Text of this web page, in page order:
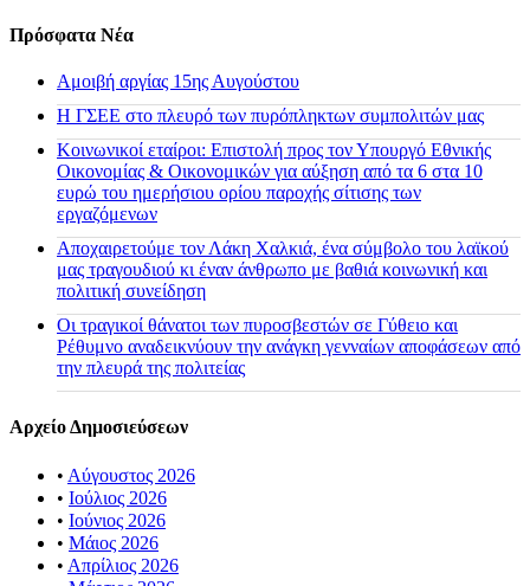
Πρόσφατα Νέα
Αμοιβή αργίας 15ης Αυγούστου
H ΓΣΕΕ στο πλευρό των πυρόπληκτων συμπολιτών μας
Κοινωνικοί εταίροι: Επιστολή προς τον Υπουργό Εθνικής
Οικονομίας & Οικονομικών για αύξηση από τα 6 στα 10
ευρώ του ημερήσιου ορίου παροχής σίτισης των
εργαζόμενων
Αποχαιρετούμε τον Λάκη Χαλκιά, ένα σύμβολο του λαϊκού
μας τραγουδιού κι έναν άνθρωπο με βαθιά κοινωνική και
πολιτική συνείδηση
Οι τραγικοί θάνατοι των πυροσβεστών σε Γύθειο και
Ρέθυμνο αναδεικνύουν την ανάγκη γενναίων αποφάσεων από
την πλευρά της πολιτείας
Αρχείο Δημοσιεύσεων
• Αύγουστος 2026
• Ιούλιος 2026
• Ιούνιος 2026
• Μάιος 2026
• Απρίλιος 2026